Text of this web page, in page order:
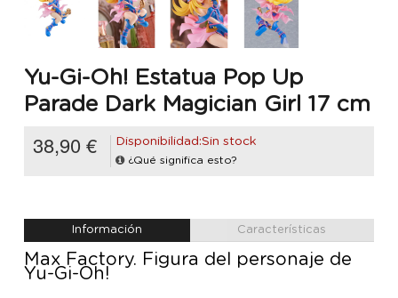
Yu-Gi-Oh! Estatua Pop Up
Parade Dark Magician Girl 17 cm
38,90 € Disponibilidad:Sin stock
¿Qué significa esto?
Información Características
Max Factory. Figura del personaje de
Yu-Gi-Oh!